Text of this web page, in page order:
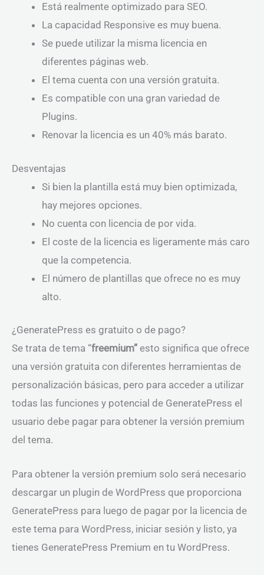
Está realmente optimizado para SEO.
La capacidad Responsive es muy buena.
Se puede utilizar la misma licencia en
diferentes páginas web.
El tema cuenta con una versión gratuita.
Es compatible con una gran variedad de
Plugins.
Renovar la licencia es un 40% más barato.
Desventajas
Si bien la plantilla está muy bien optimizada,
hay mejores opciones.
No cuenta con licencia de por vida.
El coste de la licencia es ligeramente más caro
que la competencia.
El número de plantillas que ofrece no es muy
alto.
¿GeneratePress es gratuito o de pago?
Se trata de tema “freemium” esto significa que ofrece
una versión gratuita con diferentes herramientas de
personalización básicas, pero para acceder a utilizar
todas las funciones y potencial de GeneratePress el
usuario debe pagar para obtener la versión premium
del tema.
Para obtener la versión premium solo será necesario
descargar un plugin de WordPress que proporciona
GeneratePress para luego de pagar por la licencia de
este tema para WordPress, iniciar sesión y listo, ya
tienes GeneratePress Premium en tu WordPress.